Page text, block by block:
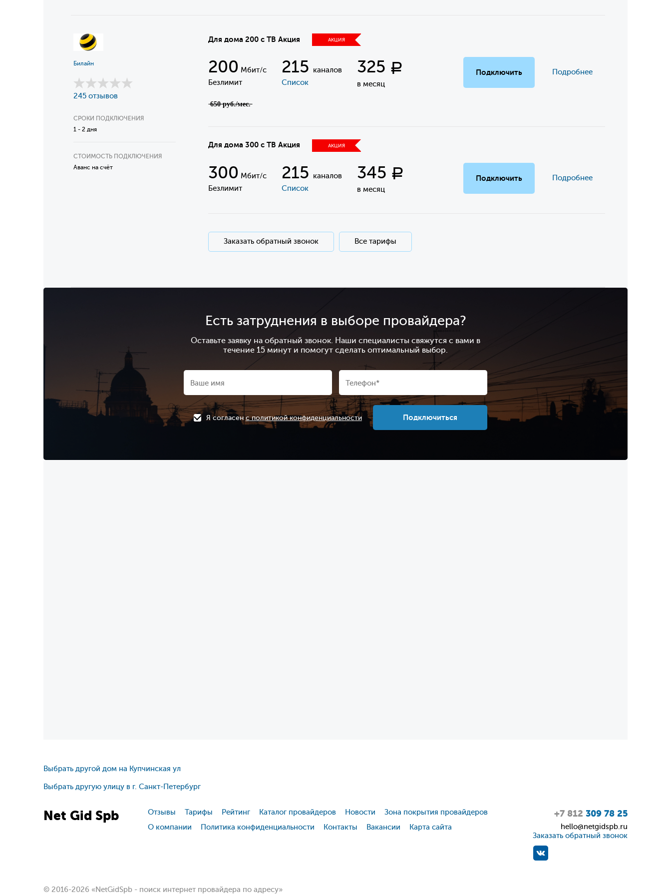
Билайн
245 отзывов
СРОКИ ПОДКЛЮЧЕНИЯ
1 - 2 дня
СТОИМОСТЬ ПОДКЛЮЧЕНИЯ
Аванс на счёт
Для дома 200 с ТВ Акция АКЦИЯ
200 Мбит/с
Безлимит
215 каналов
Список
325 Р
в месяц
Подключить Подробнее
̶6̶5̶0̶ ̶р̶у̶б̶.̶/̶м̶е̶с̶.̶
Для дома 300 с ТВ Акция АКЦИЯ
300 Мбит/с
Безлимит
215 каналов
Список
345 Р
в месяц
Подключить Подробнее
Заказать обратный звонок Все тарифы
Есть затруднения в выборе провайдера?
Оставьте заявку на обратный звонок. Наши специалисты свяжутся с вами в
течение 15 минут и помогут сделать оптимальный выбор.
Я согласенс политикой конфиденциальности Подключиться
Выбрать другой дом на Купчинская ул
Выбрать другую улицу в г. Санкт-Петербург
Net Gid Spb +7 812 309 78 25
hello@netgidspb.ru
Заказать обратный звонок
Отзывы Тарифы Рейтинг Каталог провайдеров Новости
Зона покрытия провайдеров
О компании
Политика конфиденциальности Контакты Вакансии Карта сайта
© 2016-2026 «NetGidSpb - поиск интернет провайдера по адресу»